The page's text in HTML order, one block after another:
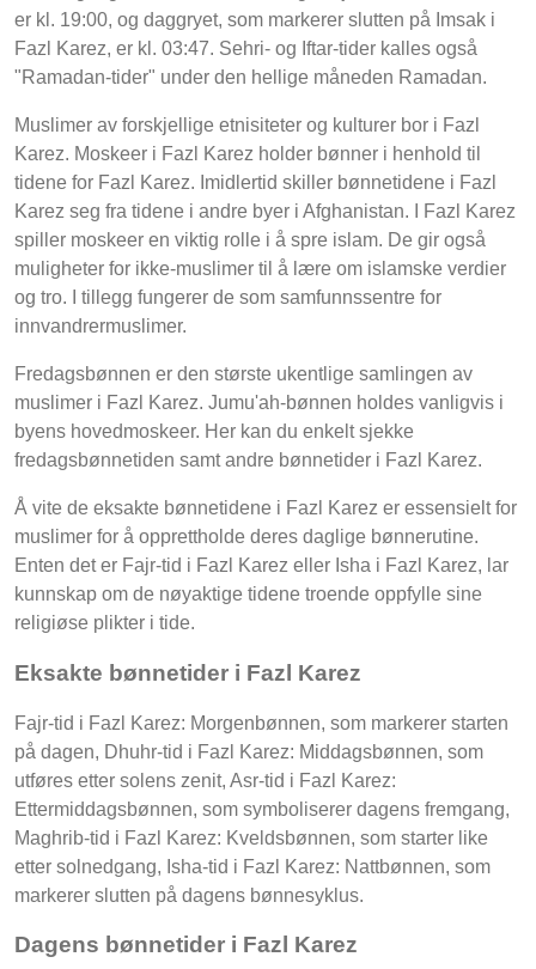
er kl. 19:00, og daggryet, som markerer slutten på Imsak i
Fazl Karez, er kl. 03:47. Sehri- og Iftar-tider kalles også
"Ramadan-tider" under den hellige måneden Ramadan.
Muslimer av forskjellige etnisiteter og kulturer bor i Fazl
Karez. Moskeer i Fazl Karez holder bønner i henhold til
tidene for Fazl Karez. Imidlertid skiller bønnetidene i Fazl
Karez seg fra tidene i andre byer i Afghanistan. I Fazl Karez
spiller moskeer en viktig rolle i å spre islam. De gir også
muligheter for ikke-muslimer til å lære om islamske verdier
og tro. I tillegg fungerer de som samfunnssentre for
innvandrermuslimer.
Fredagsbønnen er den største ukentlige samlingen av
muslimer i Fazl Karez. Jumu'ah-bønnen holdes vanligvis i
byens hovedmoskeer. Her kan du enkelt sjekke
fredagsbønnetiden samt andre bønnetider i Fazl Karez.
Å vite de eksakte bønnetidene i Fazl Karez er essensielt for
muslimer for å opprettholde deres daglige bønnerutine.
Enten det er Fajr-tid i Fazl Karez eller Isha i Fazl Karez, lar
kunnskap om de nøyaktige tidene troende oppfylle sine
religiøse plikter i tide.
Eksakte bønnetider i Fazl Karez
Fajr-tid i Fazl Karez: Morgenbønnen, som markerer starten
på dagen, Dhuhr-tid i Fazl Karez: Middagsbønnen, som
utføres etter solens zenit, Asr-tid i Fazl Karez:
Ettermiddagsbønnen, som symboliserer dagens fremgang,
Maghrib-tid i Fazl Karez: Kveldsbønnen, som starter like
etter solnedgang, Isha-tid i Fazl Karez: Nattbønnen, som
markerer slutten på dagens bønnesyklus.
Dagens bønnetider i Fazl Karez